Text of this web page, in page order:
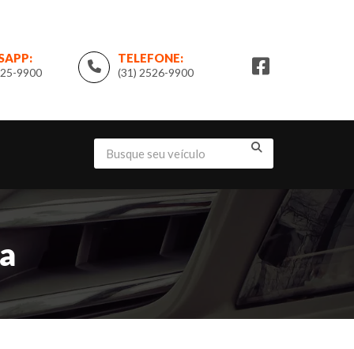
TELEFONE:
(31) 2526-9900
9900